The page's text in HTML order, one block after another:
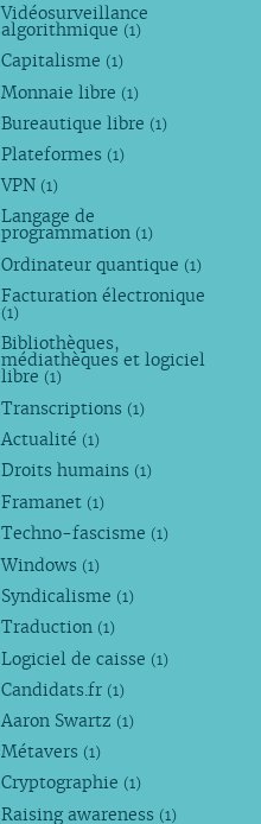
Vidéosurveillance
algorithmique (1)
Capitalisme (1)
Monnaie libre (1)
Bureautique libre (1)
Plateformes (1)
VPN (1)
Langage de
programmation (1)
Ordinateur quantique (1)
Facturation électronique
(1)
Bibliothèques,
médiathèques et logiciel
libre (1)
Transcriptions (1)
Actualité (1)
Droits humains (1)
Framanet (1)
Techno-fascisme (1)
Windows (1)
Syndicalisme (1)
Traduction (1)
Logiciel de caisse (1)
Candidats.fr (1)
Aaron Swartz (1)
Métavers (1)
Cryptographie (1)
Raising awareness (1)